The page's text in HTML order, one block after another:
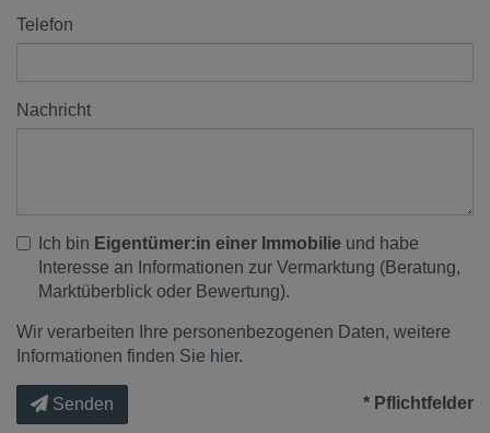
Telefon
Nachricht
Ich bin Eigentümer:in einer Immobilie und habe
Interesse an Informationen zur Vermarktung (Beratung,
Marktüberblick oder Bewertung).
Wir verarbeiten Ihre personenbezogenen Daten, weitere
Informationen finden Sie hier.
Senden * Pflichtfelder